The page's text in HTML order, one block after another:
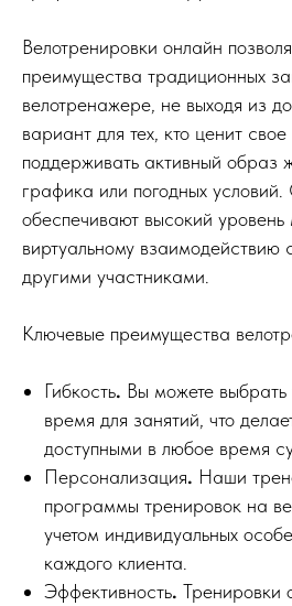
Велотренировки онлайн
преимущества традиционных
велотренажере, не выходя из
вариант для тех, кто ценит
поддерживать активный образ
графика или погодных
обеспечивают высокий
виртуальному взаимодействию
другими участниками.
Ключевые преимущества
Гибкость. Вы можете
время для занятий, что
доступными в любое время
Персонализация. Наши
программы тренировок на
учетом индивидуальных
каждого клиента.
Эффективность. Тренировки